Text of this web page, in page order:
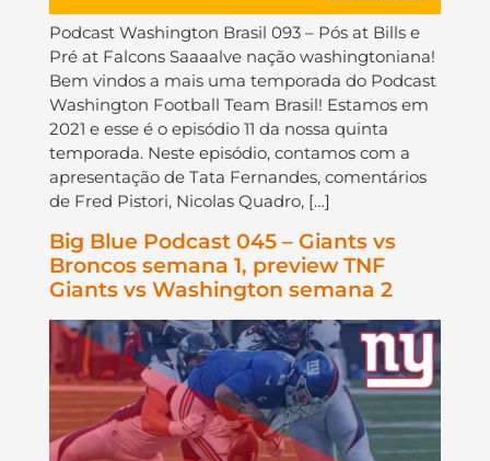
Podcast Washington Brasil 093 – Pós at Bills e
Pré at Falcons Saaaalve nação washingtoniana!
Bem vindos a mais uma temporada do Podcast
Washington Football Team Brasil! Estamos em
2021 e esse é o episódio 11 da nossa quinta
temporada. Neste episódio, contamos com a
apresentação de Tata Fernandes, comentários
de Fred Pistori, Nicolas Quadro, […]
Big Blue Podcast 045 – Giants vs
Broncos semana 1, preview TNF
Giants vs Washington semana 2